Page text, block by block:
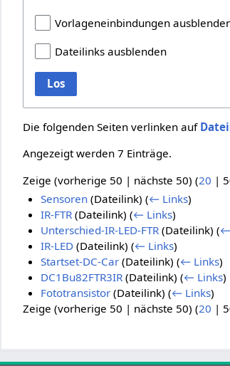
Vorlageneinbindungen
Dateilinks ausblenden
Los
Die folgenden Seiten verlinken auf
Angezeigt werden 7 Einträge.
Zeige (vorherige 50 | nächste 50) (20 |
Sensoren(Dateilink) (← Links)
IR-FTR(Dateilink) (← Links)
Unterschied-IR-LED-FTR(Dateilink) (←
IR-LED (Dateilink) (← Links)
Startset-DC-Car(Dateilink) (← Links)
DC1Bu82FTR3IR(Dateilink) (← Links)
Fototransistor(Dateilink) (← Links)
Zeige (vorherige 50 | nächste 50) (20 |